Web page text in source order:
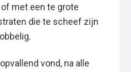
met een te grote
die te scheef zijn
vond, na alle